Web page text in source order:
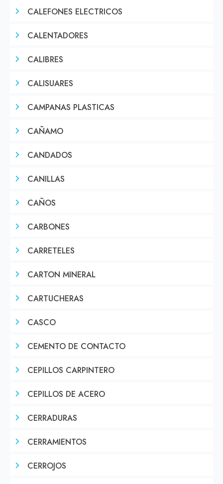
CALEFONES ELECTRICOS
CALENTADORES
CALIBRES
CALISUARES
CAMPANAS PLASTICAS
CAÑAMO
CANDADOS
CANILLAS
CAÑOS
CARBONES
CARRETELES
CARTON MINERAL
CARTUCHERAS
CASCO
CEMENTO DE CONTACTO
CEPILLOS CARPINTERO
CEPILLOS DE ACERO
CERRADURAS
CERRAMIENTOS
CERROJOS